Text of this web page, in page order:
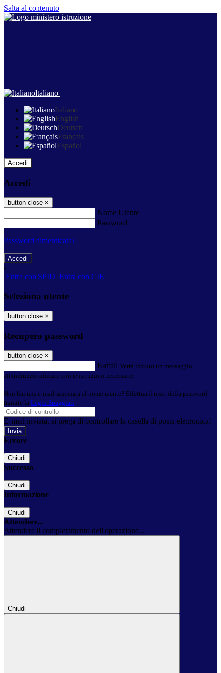
Salta al contenuto
Italiano
Italiano
English
Deutsch
Français
Español
Accedi
Accedi
button close ×
Nome Utente
Password
Password dimenticata?
-
Entra con SPID Entra con CIE
Seleziona utente
button close ×
Recupero password
button close ×
E-mail Verrà inviato un messaggio
all'indirizzo indicato con le istruzioni necessarie.
Non hai una e-mail associata al nome utente? Effettua il reset della password
tramite la Login Spaggiari
E-mail inviata, si prega di controllare la casella di posta elettronica!
Errore
Chiudi
Successo
Chiudi
Informazione
Chiudi
Attendere...
Attendere il completamento dell'operazione...
Chiudi